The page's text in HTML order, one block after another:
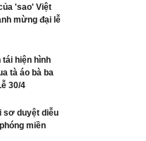
'sao' Việt
mừng đại lễ
tái hiện hình
tà áo bà ba
30/4
sơ duyệt diễu
miền